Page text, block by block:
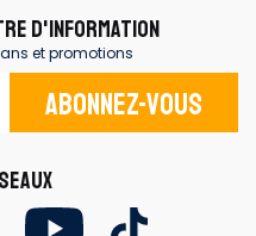
D'INFORMATION
et promotions
Abonnez-vous